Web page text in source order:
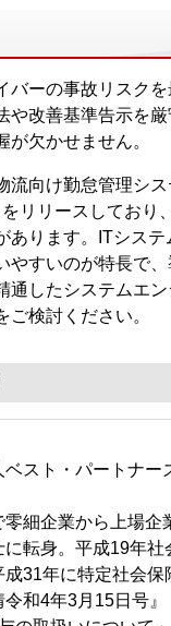
バーの事故リスク
や改善基準告示を厳
が欠かせません。
流向け勤怠管理シ
をリリースしており
あります。ITシステ
やすいのが特長で
通したシステムエ
ご検討ください。
スト・パートナー
細企業から上場企
転身。平成19年社
31年に特定社会保
和4年3月15日号